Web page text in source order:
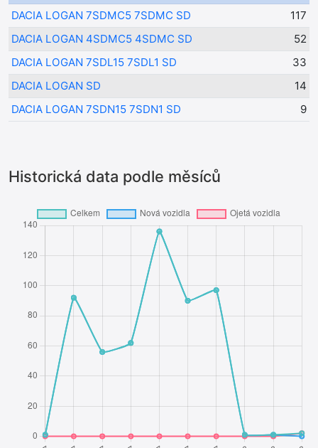
DACIA LOGAN 7SDMC5 7SDMC SD
117
DACIA LOGAN 4SDMC5 4SDMC SD
52
DACIA LOGAN 7SDL15 7SDL1 SD
33
DACIA LOGAN SD
14
DACIA LOGAN 7SDN15 7SDN1 SD
9
Historická data podle měsíců